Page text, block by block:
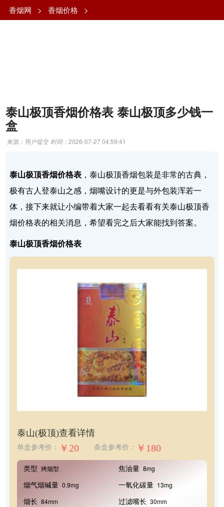
香烟网 > 香烟价格 >
泰山极顶香烟价格表 泰山极顶多少钱一
盒
来源：用户提交 时间：2026-07-27 04:59:41
泰山极顶香烟价格表 ，泰山极顶香烟包装是非常的古典，
极有古人登泰山之感，烟嘴设计的更是与外包装浑若一
体，接下来就让小编带着大家一起去看看有关泰山极顶香
烟价格表的相关消息，希望看完之后大家能找到答案。
泰山极顶香烟价格表
泰山(极顶)查看详情
单盒参考价： ￥20 条盒参考价： ￥180
类型 烤烟型 焦油量 8mg
烟气烟碱量 0.9mg 一氧化碳量 13mg
烟长 84mm 过滤嘴长 30mm